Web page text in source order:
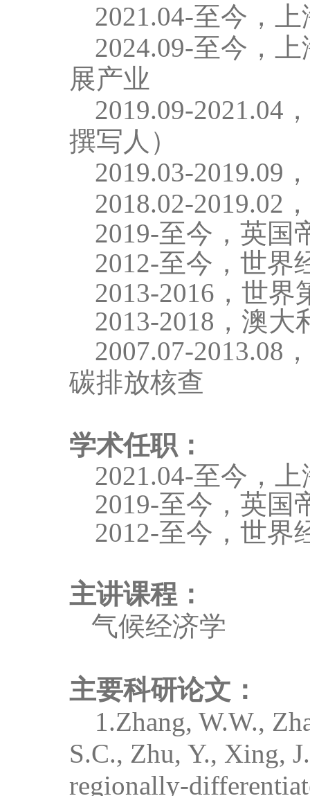
2021.04-至今，
2024.09-至今，
展产业
2019.09-2021.04
撰写人）
2019.03-2019.09
2018.02-2019.02
2019-至今，英国
2012-至今，世界
2013-2016 ，世
2013-2018 ，澳
2007.07-2013.08
碳排放核查
学术任职：
2021.04-至今，
2019-至今，英国
2012-至今，世界
主讲课程：
气候经济学
主要科研论文：
1.Zhang, W.W.,
S.C., Zhu, Y., Xing,
regionally-